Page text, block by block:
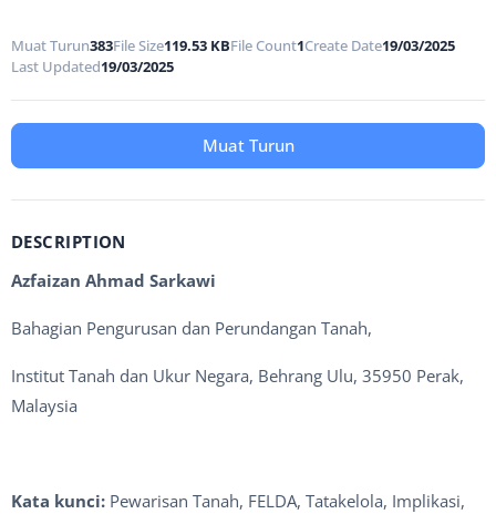
Muat Turun383File Size119.53 KBFile Count1Create Date19/03/2025
Last Updated19/03/2025
Muat Turun
DESCRIPTION
Azfaizan Ahmad Sarkawi
Bahagian Pengurusan dan Perundangan Tanah,
Institut Tanah dan Ukur Negara, Behrang Ulu, 35950 Perak,
Malaysia
Kata kunci: Pewarisan Tanah, FELDA, Tatakelola, Implikasi,